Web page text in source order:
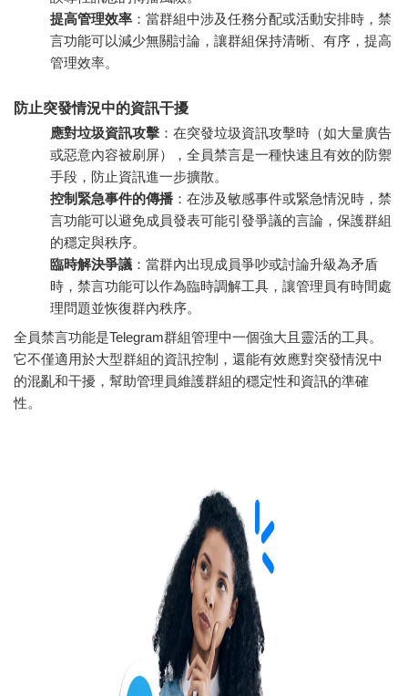
提高管理效率 ：當群組中涉及任務分配或活動安排時，禁
言功能可以減少無關討論，讓群組保持清晰、有序，提高
管理效率。
防止突發情況中的資訊干擾
應對垃圾資訊攻擊 ：在突發垃圾資訊攻擊時（如大量廣告
或惡意內容被刷屏），全員禁言是一種快速且有效的防禦
手段，防止資訊進一步擴散。
控制緊急事件的傳播 ：在涉及敏感事件或緊急情況時，禁
言功能可以避免成員發表可能引發爭議的言論，保護群組
的穩定與秩序。
臨時解決爭議 ：當群內出現成員爭吵或討論升級為矛盾
時，禁言功能可以作為臨時調解工具，讓管理員有時間處
理問題並恢復群內秩序。
全員禁言功能是Telegram群組管理中一個強大且靈活的工具。
它不僅適用於大型群組的資訊控制，還能有效應對突發情況中
的混亂和干擾，幫助管理員維護群組的穩定性和資訊的準確
性。